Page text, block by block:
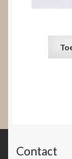
Contact